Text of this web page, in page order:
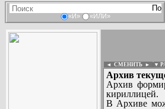
«И» «ИЛИ»
◄ СМЕНИТЬ ► ▼
Архив
Архив
кириллицей.
В Архиве